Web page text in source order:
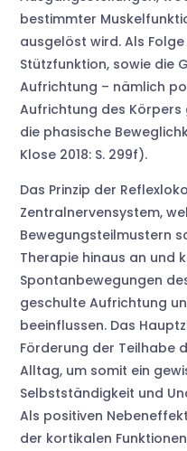
bestimmter
ausgelöst wird. Als
Stützfunktion, sowie die
Aufrichtung – nämlich
Aufrichtung des
die phasische
Klose 2018: S. 299f).
Das Prinzip der
Zentralnervensystem,
Bewegungsteilmustern
Therapie hinaus an und
Spontanbewegungen
geschulte Aufrichtung
beeinflussen. Das
Förderung der Teilhabe
Alltag, um somit ein
Selbstständigkeit und
Als positiven
der kortikalen